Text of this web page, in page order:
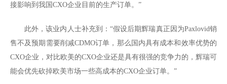
接影响到我国CXO企业目前的生产订单。”
此外，该业内人士补充到：“假设后期辉瑞真正因为Paxlovid销
售不及预期需要削减CDMO订单，那么国内具有成本和效率优势的
CXO企业，对比欧美的CXO企业还是具有很强的竞争力的，辉瑞可
能会优先砍掉欧美市场一些高成本的CXO企业订单。”